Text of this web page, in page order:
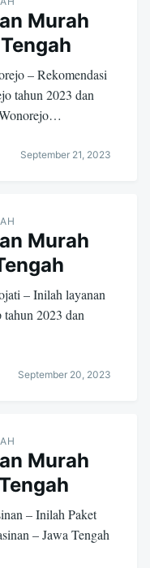
Murah
– Rekomendasi
tahun 2023 dan
September 21, 2023
Murah
– Inilah layanan
2023 dan
September 20, 2023
Murah
– Inilah Paket
– Jawa Tengah